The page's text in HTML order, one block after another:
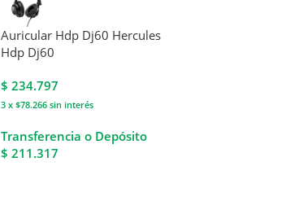
Auricular Hdp Dj60 Hercules
Hdp Dj60
$ 234.797
3 x $78.266sin interés
Transferencia o Depósito
$ 211.317